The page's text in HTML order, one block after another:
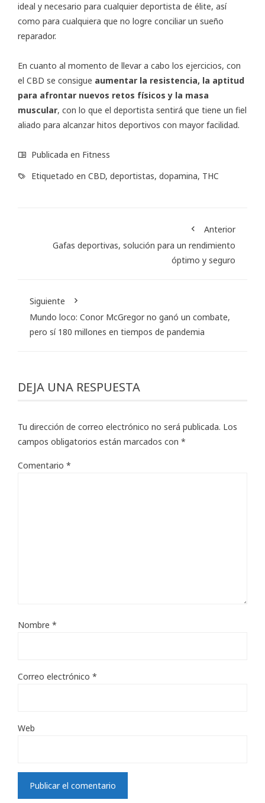
ideal y necesario para cualquier deportista de élite, así
como para cualquiera que no logre conciliar un sueño
reparador.
En cuanto al momento de llevar a cabo los ejercicios, con
el CBD se consigue aumentar la resistencia, la aptitud
para afrontar nuevos retos físicos y la masa
muscular, con lo que el deportista sentirá que tiene un fiel
aliado para alcanzar hitos deportivos con mayor facilidad.
Publicada en Fitness
Etiquetado en CBD, deportistas, dopamina, THC
Anterior
Gafas deportivas, solución para un rendimiento
óptimo y seguro
Siguiente
Mundo loco: Conor McGregor no ganó un combate,
pero sí 180 millones en tiempos de pandemia
DEJA UNA RESPUESTA
Tu dirección de correo electrónico no será publicada. Los
campos obligatorios están marcados con *
Comentario *
Nombre *
Correo electrónico *
Web